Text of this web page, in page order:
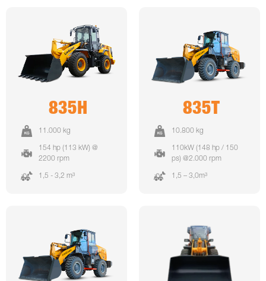
835H
11.000 kg
154 hp (113 kW) @
2200 rpm
1,5 - 3,2 m³
835T
10.800 kg
110kW (148 hp / 150
ps) @2.000 rpm
1,5 – 3,0m³